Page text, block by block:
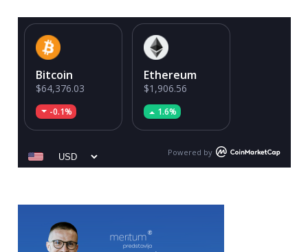
Bitcoin
$64,376.03
-0.1%
Ethereum
$1,906.56
1.6%
Powered by